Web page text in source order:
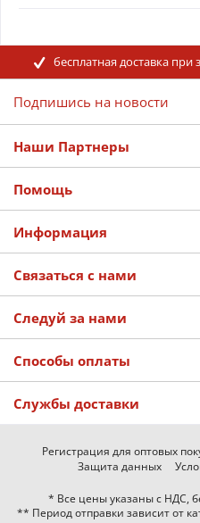
бесплатная доставка при
Подпишись на новости
Наши Партнеры
Помощь
Информация
Связаться с нами
Следуй за нами
Способы оплаты
Службы доставки
Регистрация для оптовых
Защита данных
* Все цены указаны с НДС,
** Период отправки зависит от